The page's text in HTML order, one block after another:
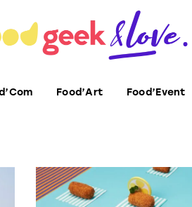
Food’Art Food’Event